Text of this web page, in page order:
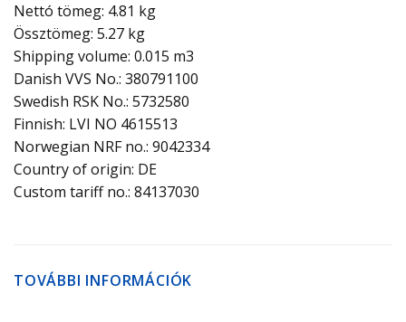
Nettó tömeg: 4.81 kg
Össztömeg: 5.27 kg
Shipping volume: 0.015 m3
Danish VVS No.: 380791100
Swedish RSK No.: 5732580
Finnish: LVI NO 4615513
Norwegian NRF no.: 9042334
Country of origin: DE
Custom tariff no.: 84137030
TOVÁBBI INFORMÁCIÓK